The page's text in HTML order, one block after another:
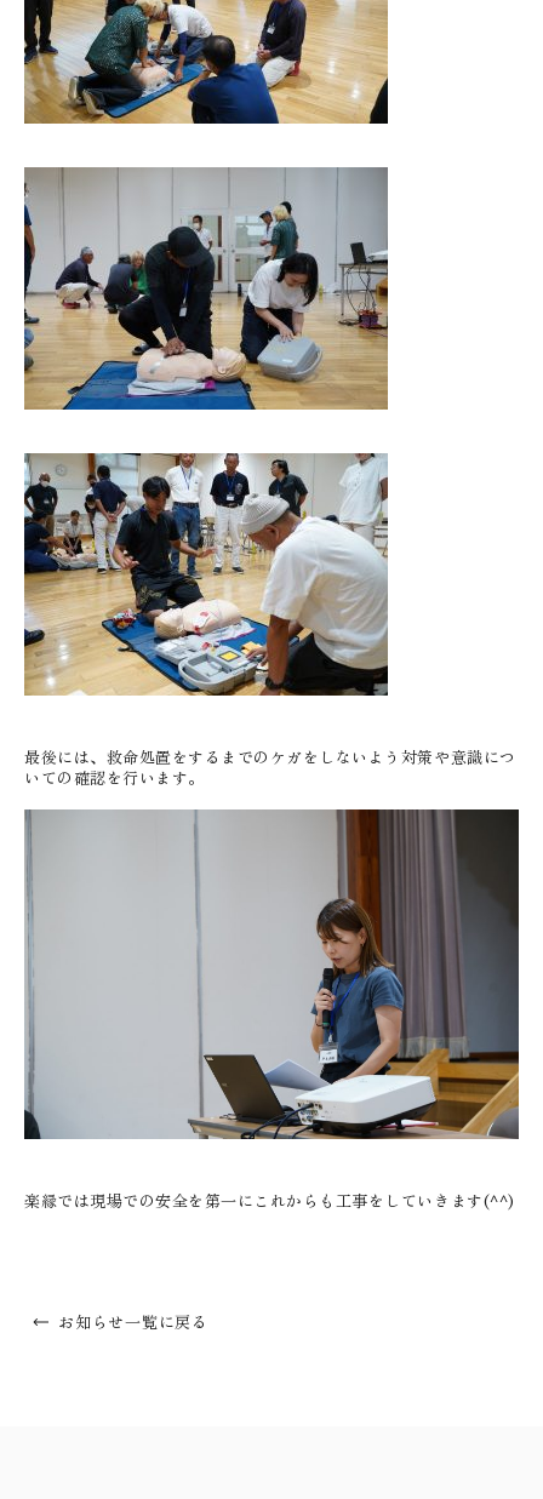
最後には、救命処置をするまでのケガをしないよう対策や意識につ
いての確認を行います。
楽縁では現場での安全を第一にこれからも工事をしていきます(^^)
お知らせ一覧に戻る